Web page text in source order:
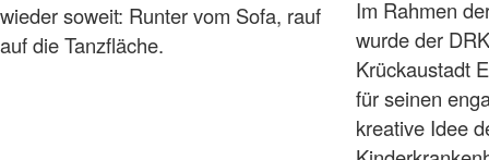
wieder soweit: Runter vom Sofa, rauf
auf die Tanzfläche.
Im Rahmen
wurde der
Krückaustadt
für seinen
kreative Idee